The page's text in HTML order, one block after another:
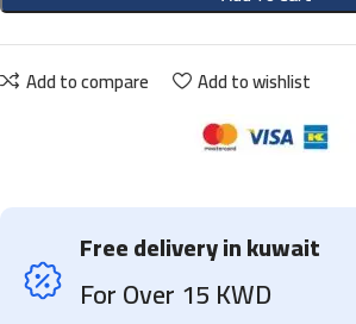
Add to compare Add to wishlist
Free delivery in kuwait
For Over 15 KWD